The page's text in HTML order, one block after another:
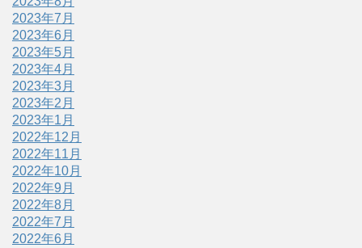
2023年7月
2023年6月
2023年5月
2023年4月
2023年3月
2023年2月
2023年1月
2022年12月
2022年11月
2022年10月
2022年9月
2022年8月
2022年7月
2022年6月